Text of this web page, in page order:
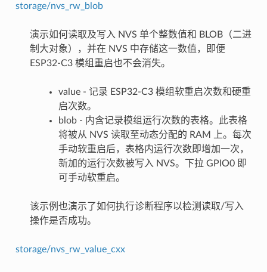
storage/nvs_rw_blob
演示如何读取及写入 NVS 单个整数值和 BLOB（二进
制大对象），并在 NVS 中存储这一数值，即便
ESP32-C3 模组重启也不会消失。
value - 记录 ESP32-C3 模组软重启次数和硬重
启次数。
blob - 内含记录模组运行次数的表格。此表格
将被从 NVS 读取至动态分配的 RAM 上。每次
手动软重启后，表格内运行次数即增加一次，
新加的运行次数被写入 NVS。下拉 GPIO0 即
可手动软重启。
该示例也演示了如何执行诊断程序以检测读取/写入
操作是否成功。
storage/nvs_rw_value_cxx